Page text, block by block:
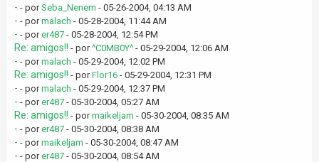
- - porSeba_Nenem - 05-26-2004, 04:13 AM
- - pormalach - 05-28-2004, 11:44 AM
- - porer487 - 05-28-2004, 12:54 PM
Re: amigos!! - por^C0MB0Y^ - 05-29-2004, 12:06 AM
- - pormalach - 05-29-2004, 12:02 PM
Re: amigos!! - porFlor16 - 05-29-2004, 12:31 PM
- - pormalach - 05-29-2004, 12:37 PM
- - porer487 - 05-30-2004, 05:27 AM
Re: amigos!! - pormaikeljam - 05-30-2004, 08:35 AM
- - porer487 - 05-30-2004, 08:38 AM
- - pormaikeljam - 05-30-2004, 08:47 AM
- - porer487 - 05-30-2004, 08:54 AM